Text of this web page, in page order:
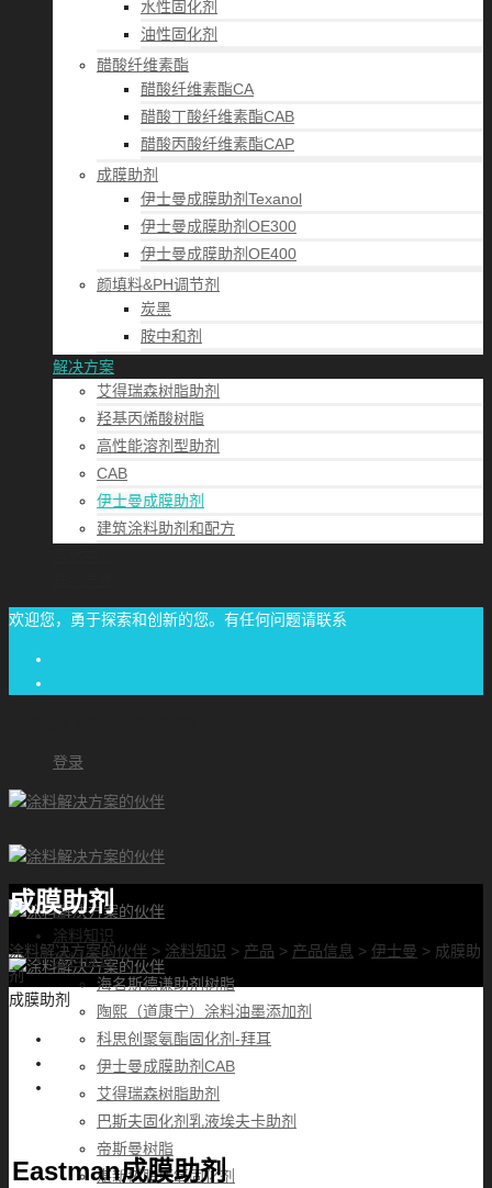
水性固化剂
油性固化剂
醋酸纤维素酯
醋酸纤维素酯CA
醋酸丁酸纤维素酯CAB
醋酸丙酸纤维素酯CAP
成膜助剂
伊士曼成膜助剂Texanol
伊士曼成膜助剂OE300
伊士曼成膜助剂OE400
颜填料&PH调节剂
炭黑
胺中和剂
解决方案
艾得瑞森树脂助剂
羟基丙烯酸树脂
高性能溶剂型助剂
CAB
伊士曼成膜助剂
建筑涂料助剂和配方
欢迎您，勇于探索和创新的您。有任何问题请联系
登录
首页
涂料知识
涂料优选
海名斯德谦助剂树脂
陶熙（道康宁）涂料油墨添加剂
科思创聚氨酯固化剂-拜耳
伊士曼成膜助剂CAB
艾得瑞森树脂助剂
巴斯夫固化剂乳液埃夫卡助剂
帝斯曼树脂
湛新树脂环氧固化剂
成膜助剂
涂料解决方案的伙伴 > 涂料知识 > 产品 > 产品信息 > 伊士曼 > 成膜助
剂
成膜助剂
Eastman成膜助剂